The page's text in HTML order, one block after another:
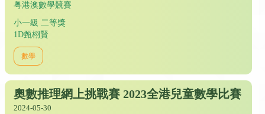
粤港澳數學競賽
小一級 二等獎
1D甄栩賢
數學
奧數推理網上挑戰賽 2023全港兒童數學比賽
2024-05-30